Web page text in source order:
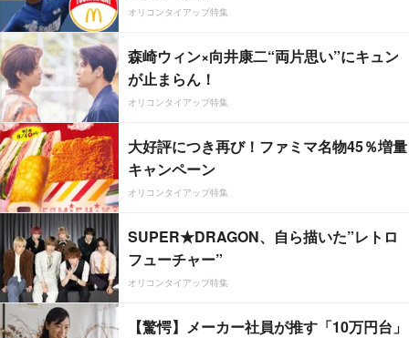
オリコンタイアップ特集
森崎ウィン×向井康二“両片思い”にキュン
が止まらん！
オリコンタイアップ特集
大好評につき再び！ファミマ名物45％増量
キャンペーン
オリコンタイアップ特集
SUPER★DRAGON、自ら描いた”レトロ
フューチャー”
オリコンタイアップ特集
【驚愕】メーカー社員が推す「10万円台」